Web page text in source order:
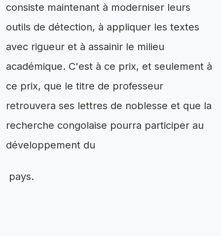
consiste maintenant à moderniser leurs
outils de détection, à appliquer les textes
avec rigueur et à assainir le milieu
académique. C'est à ce prix, et seulement à
ce prix, que le titre de professeur
retrouvera ses lettres de noblesse et que la
recherche congolaise pourra participer au
développement du
pays.